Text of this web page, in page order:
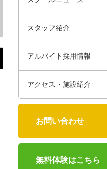
スタッフ紹介
アルバイト採用情報
アクセス・施設紹介
お問い合わせ
無料体験はこちら